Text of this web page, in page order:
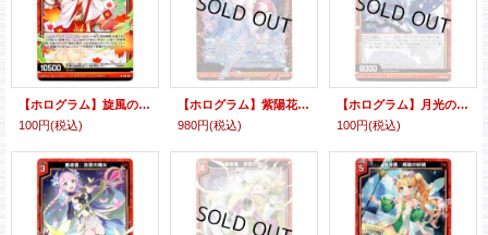
【ホログラム】旋風の式神 椛
100円(税込)
【ホログラム】紫陽花の式神 優乃
980円(税込)
【ホログラム】月光の妖狐 銀狐
100円(税込)